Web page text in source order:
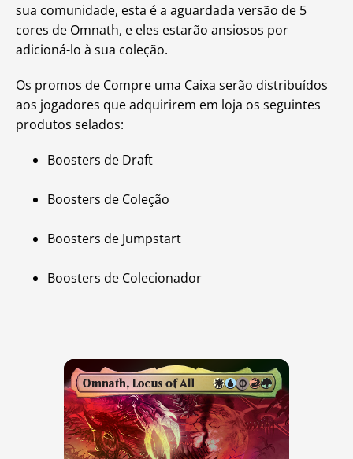
sua comunidade, esta é a aguardada versão de 5
cores de Omnath, e eles estarão ansiosos por
adicioná-lo à sua coleção.
Os promos de Compre uma Caixa serão distribuídos
aos jogadores que adquirirem em loja os seguintes
produtos selados:
Boosters de Draft
Boosters de Coleção
Boosters de Jumpstart
Boosters de Colecionador